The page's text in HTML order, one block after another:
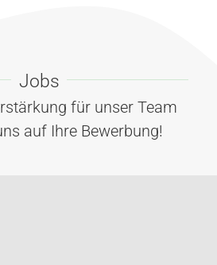
Jobs
für unser Team
auf Ihre Bewerbung!